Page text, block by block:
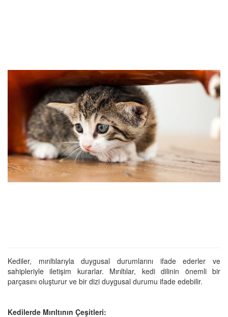
Kediler, mırıltılarıyla duygusal durumlarını ifade ederler ve
sahipleriyle iletişim kurarlar. Mırıltılar, kedi dilinin önemli bir
parçasını oluşturur ve bir dizi duygusal durumu ifade edebilir.
Kedilerde Mırıltının Çeşitleri: